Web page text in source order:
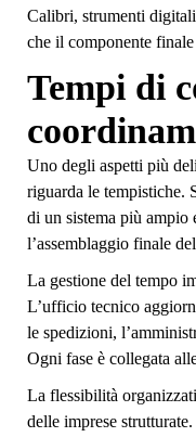
Calibri, strumenti
che il componente
Tempi di
Uno degli aspetti più
riguarda le tempistiche.
di un sistema più ampio
l’assemblaggio finale
La gestione del tempo
L’ufficio tecnico
le spedizioni,
Ogni fase è collegata
La flessibilità
delle imprese